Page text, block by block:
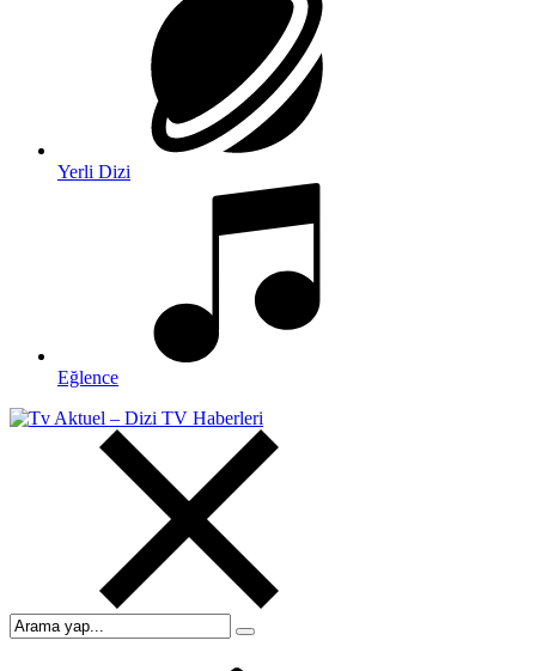
Yerli Dizi
Eğlence